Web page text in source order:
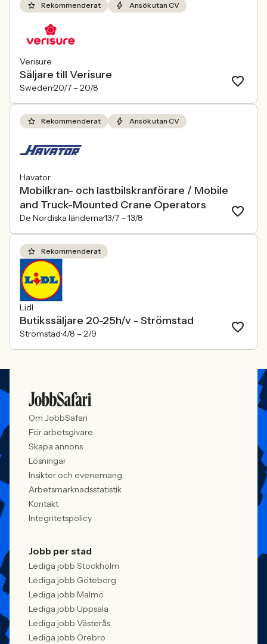
Rekommenderat Ansök utan CV
Verisure
Säljare till Verisure
Sweden20/7 – 20/8
Rekommenderat Ansök utan CV
Havator
Mobilkran- och lastbilskranförare / Mobile
and Truck-Mounted Crane Operators
De Nordiska länderna13/7 – 13/8
Rekommenderat
Lidl
Butikssäljare 20-25h/v - Strömstad
Strömstad4/8 – 2/9
Om JobbSafari
För arbetsgivare
Skapa annons
Lösningar
Insikter och evenemang
Arbetsmarknadsstatistik
Kontakt
Integritetspolicy
Jobb per stad
Lediga jobb Stockholm
Lediga jobb Göteborg
Lediga jobb Malmö
Lediga jobb Uppsala
Lediga jobb Västerås
Lediga jobb Örebro